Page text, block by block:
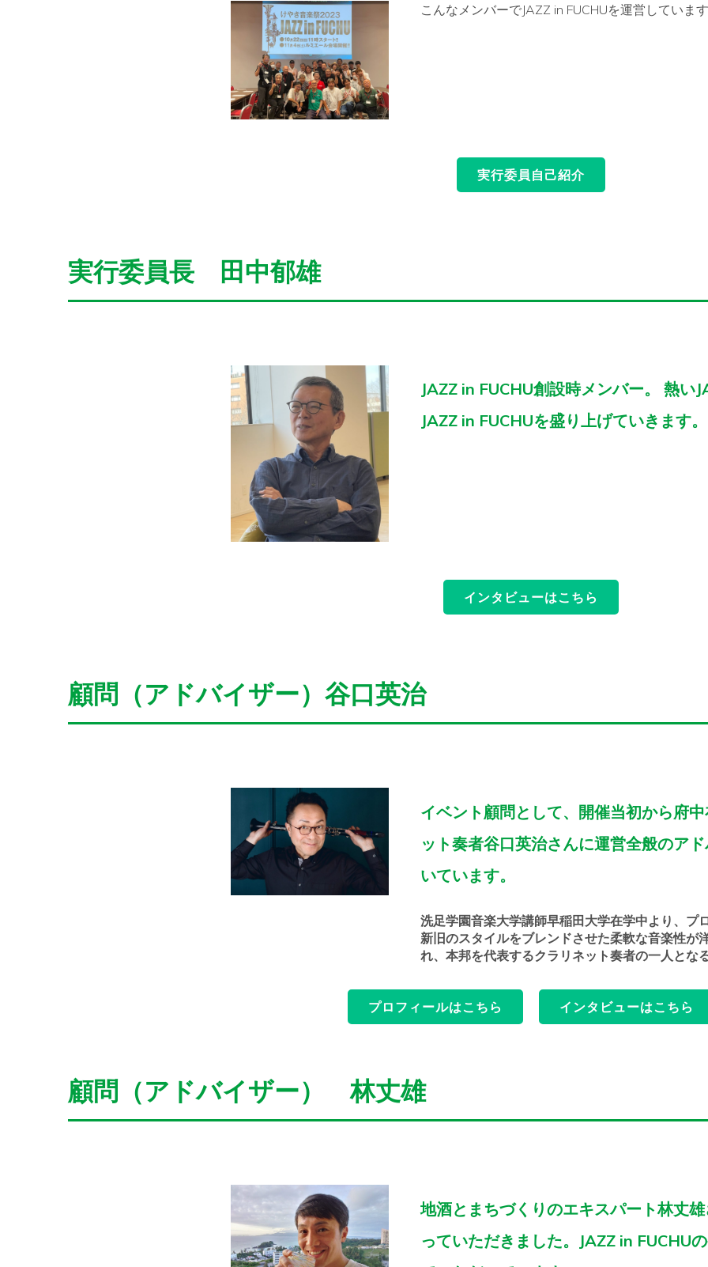
こんなメンバーでJAZZ in FUCHUを運営しています
実行委員自己紹介
実行委員長 田中郁雄
JAZZ in FUCHU創設時メンバー。 熱い
JAZZ in FUCHUを盛り上げていきます。
インタビューはこちら
顧問（アドバイザー）谷口英治
イベント顧問として、開催当初から府
ット奏者谷口英治さんに運営全般のア
いています。
洗足学園音楽大学講師早稲田大学在学中より、プ
新旧のスタイルをブレンドさせた柔軟な音楽性が
れ、本邦を代表するクラリネット奏者の一人となる
プロフィールはこちら インタビューはこちら
顧問（アドバイザー） 林丈雄
地酒とまちづくりのエキスパート林丈
っていただきました。JAZZ in FUCHU